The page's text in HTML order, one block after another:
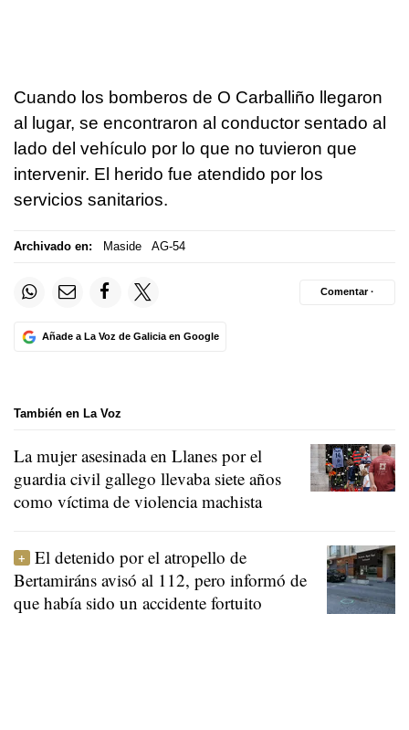
Cuando los bomberos de O Carballiño llegaron
al lugar, se encontraron al conductor sentado al
lado del vehículo por lo que no tuvieron que
intervenir. El herido fue atendido por los
servicios sanitarios.
Archivado en: Maside AG-54
Añade a La Voz de Galicia en Google
Comentar ·
También en La Voz
La mujer asesinada en Llanes por el
guardia civil gallego llevaba siete años
como víctima de violencia machista
El detenido por el atropello de
Bertamiráns avisó al 112, pero informó de
que había sido un accidente fortuito